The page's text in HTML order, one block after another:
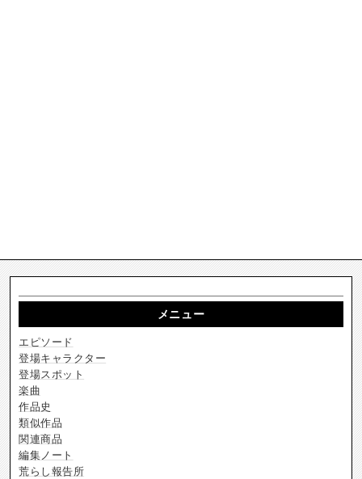
メニュー
エピソード
登場キャラクター
登場スポット
楽曲
作品史
類似作品
関連商品
編集ノート
荒らし報告所